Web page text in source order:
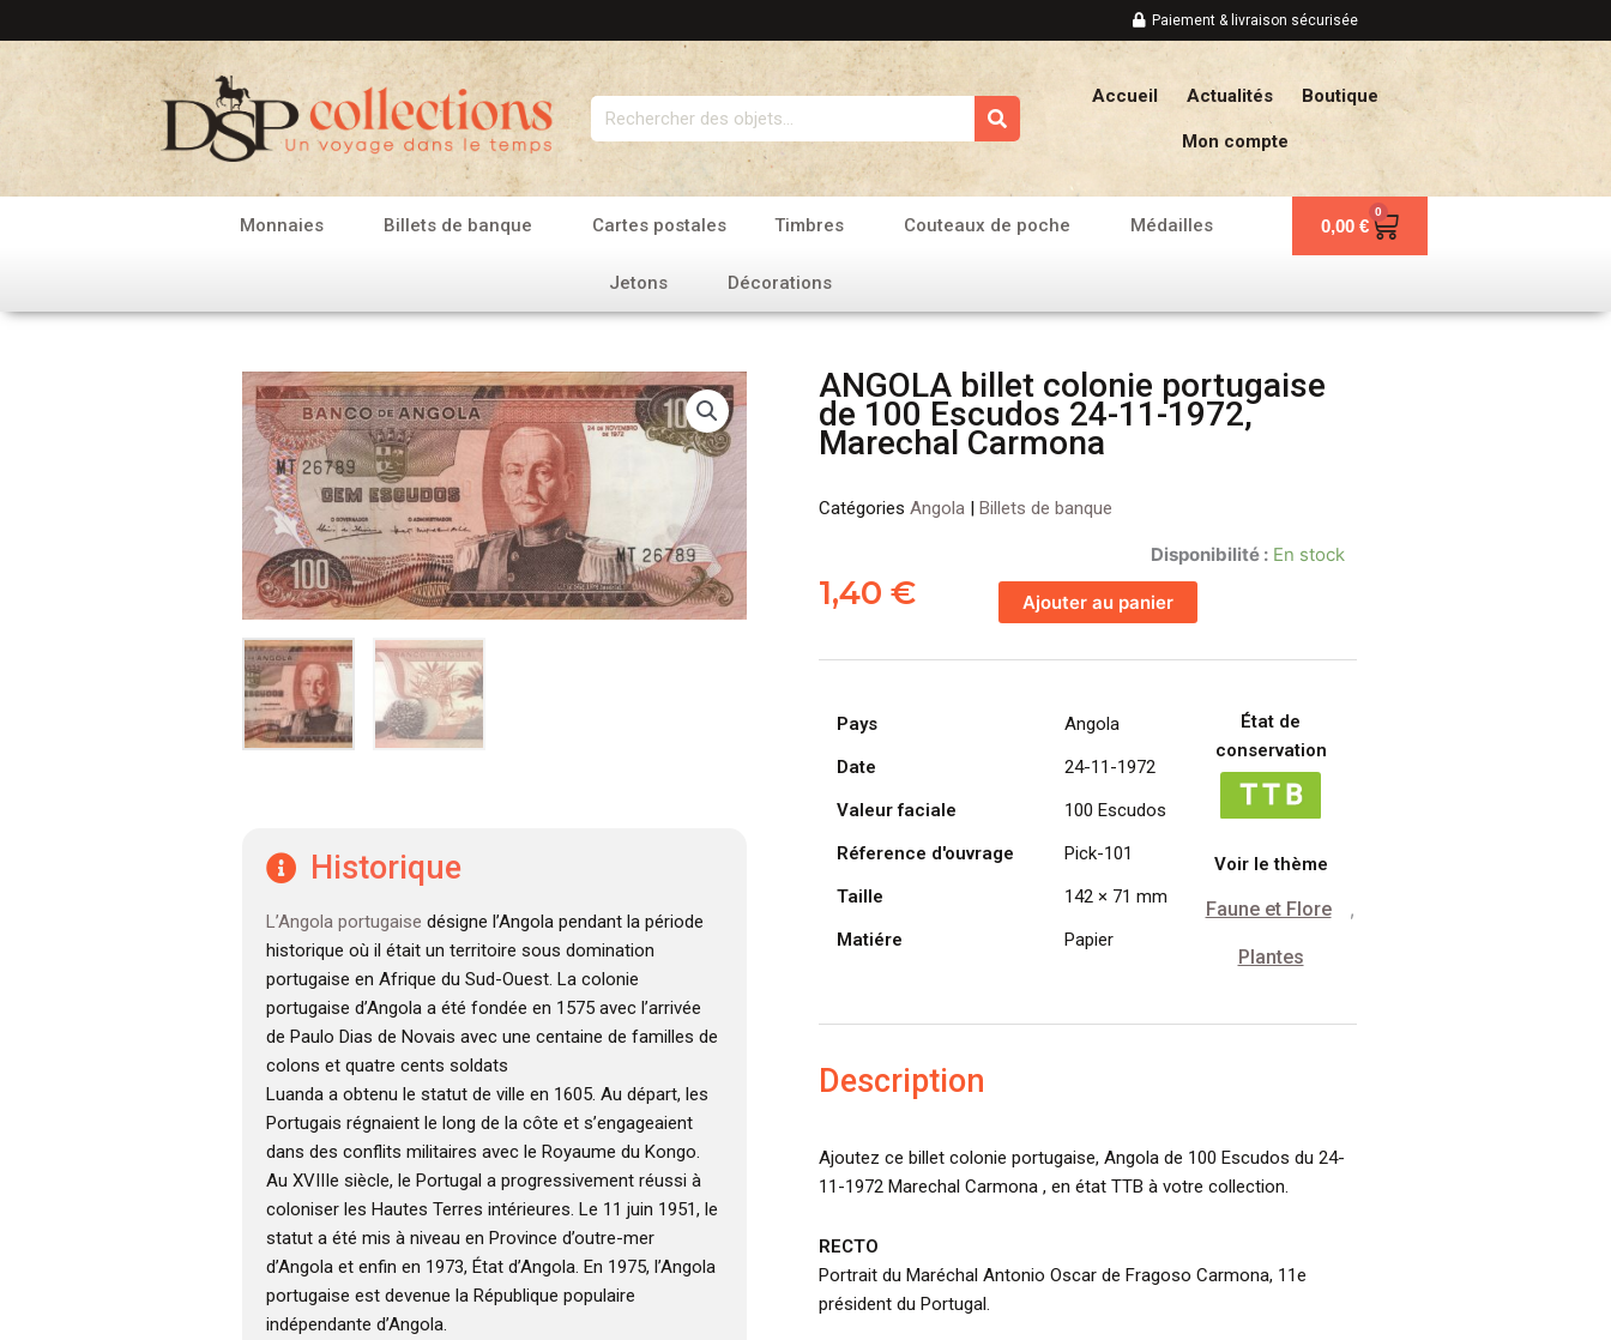
au
contenu
Paiement & livraison sécurisée
Rechercher
Accueil Actualités Boutique
Mon compte
Monnaies Billets de banque Cartes postales Timbres Couteaux de poche Médailles
Jetons Décorations
0,00 €
0
Panier
Historique
L’Angola portugaise désigne l’Angola pendant la période
historique où il était un territoire sous domination
portugaise en Afrique du Sud-Ouest. La colonie
portugaise d’Angola a été fondée en 1575 avec l’arrivée
de Paulo Dias de Novais avec une centaine de familles de
colons et quatre cents soldats
Luanda a obtenu le statut de ville en 1605. Au départ, les
Portugais régnaient le long de la côte et s’engageaient
dans des conflits militaires avec le Royaume du Kongo.
Au XVIIIe siècle, le Portugal a progressivement réussi à
coloniser les Hautes Terres intérieures. Le 11 juin 1951, le
statut a été mis à niveau en Province d’outre-mer
d’Angola et enfin en 1973, État d’Angola. En 1975, l’Angola
portugaise est devenue la République populaire
indépendante d’Angola.
ANGOLA billet colonie portugaise
de 100 Escudos 24-11-1972,
Marechal Carmona
Catégories Angola | Billets de banque
1,40 €
Disponibilité : En stock
de
ANGOLA
colonie
1972,
Ajouter au panier
Pays
Angola
Date
24-11-1972
Valeur faciale
100 Escudos
Réference d'ouvrage
Pick-101
Taille
142 × 71 mm
Matiére
Papier
État de
conservation
Voir le thème
Faune et Flore ,
Plantes
Description
Ajoutez ce billet colonie portugaise, Angola de 100 Escudos du 24-
11-1972 Marechal Carmona , en état TTB à votre collection.
RECTO
Portrait du Maréchal Antonio Oscar de Fragoso Carmona, 11e
président du Portugal.